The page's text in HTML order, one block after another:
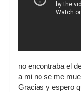
no encontraba el
a mi no se me
Gracias y espero